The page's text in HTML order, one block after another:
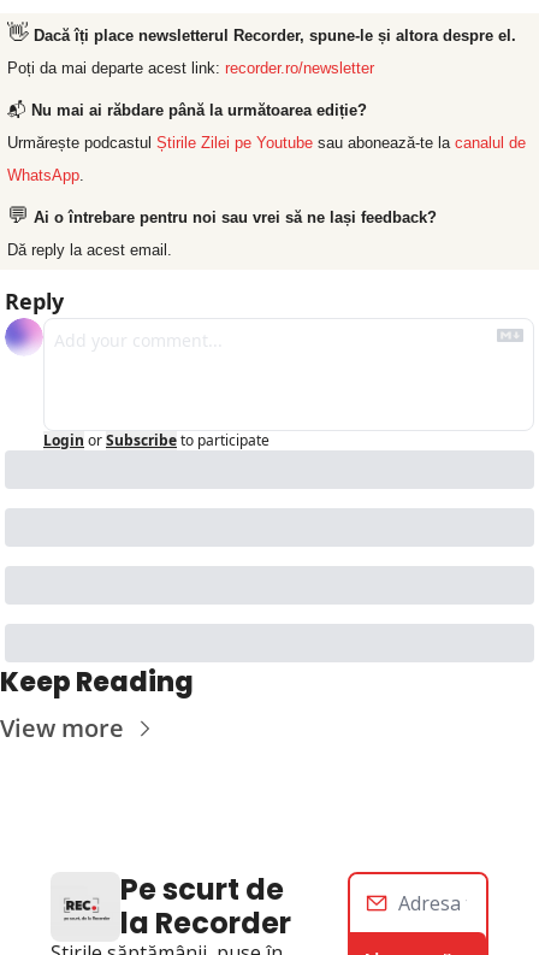
👋 Dacă îți place newsletterul Recorder, spune-le și altora despre el.
Poți da mai departe acest link: recorder.ro/newsletter
📬 Nu mai ai răbdare până la următoarea ediție?
Urmărește podcastul Știrile Zilei pe Youtube sau abonează-te la canalul de
WhatsApp.
💬 Ai o întrebare pentru noi sau vrei să ne lași feedback?
Dă reply la acest email.
Reply
Login orSubscribeto participate
Keep Reading
View more
Pe scurt de
la Recorder